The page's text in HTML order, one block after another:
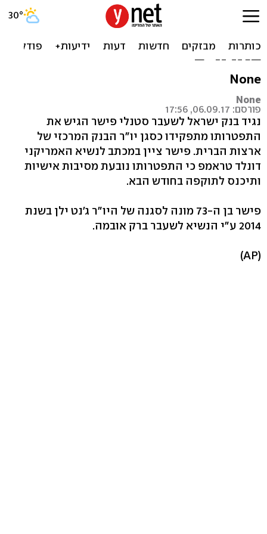
סטנלי פישר התפטר מתפקידו
כסגן יו"ר הבנק המרכזי
בארה"ב
None
None
פורסם: 06.09.17, 17:56
נגיד בנק ישראל לשעבר סטנלי פישר הגיש את
התפטרותו מתפקידו כסגן יו"ר הבנק המרכזי של
ארצות הברית. פישר ציין במכתב לנשיא האמריקני
דונלד טראמפ כי התפטרותו נובעת מסיבות אישיות
ותיכנס לתוקפה בחודש הבא.
פישר בן ה-73 מונה לסגנה של היו"ר ג'נט ילן בשנת
2014 ע"י הנשיא לשעבר ברק אובמה.
(AP)